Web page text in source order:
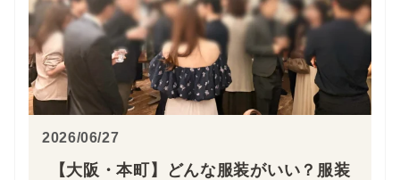
2026/06/27
【大阪・本町】どんな服装がいい？服装